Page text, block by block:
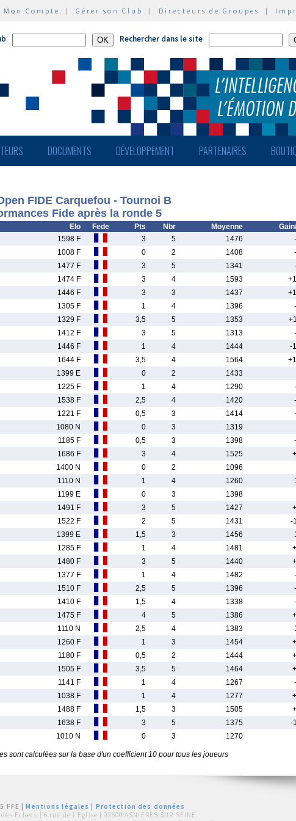
Mon Compte | Gérer son Club | Directeurs de Groupes |
Rechercher dans le site
DOCUMENTS DÉVELOPPEMENT PARTENAIRES
FIDE Carquefou - Tournoi B
Fide après la ronde 5
Elo Fede Pts Nbr Moyenne
1598 F 3 5 1476
1008 F 0 2 1408
1477 F 3 5 1341
1474 F 3 4 1593
1446 F 3 3 1437
1305 F 1 4 1396
1329 F 3,5 5 1353
1412 F 3 5 1313
1446 F 1 4 1444
-
1644 F 3,5 4 1564
1399 E 0 2 1433
1225 F 1 4 1290
1538 F 2,5 4 1420
1221 F 0,5 3 1414
1080 N 0 3 1319
1185 F 0,5 3 1398
1686 F 3 4 1525
1400 N 0 2 1096
1110 N 1 4 1260
1199 E 0 3 1398
1491 F 3 5 1427
1522 F 2 5 1431
-
1399 E 1,5 3 1456
1285 F 1 4 1481
1480 F 3 5 1440
1377 F 1 4 1482
1510 F 2,5 5 1396
1410 F 1,5 4 1338
1475 F 4 5 1386
1110 N 2,5 4 1383
1260 F 1 3 1454
1180 F 0,5 2 1444
1505 F 3,5 5 1464
1141 F 1 4 1267
1038 F 1 4 1277
1488 F 1,5 3 1505
1638 F 3 5 1375
-
1010 N 0 3 1270
sont calculées sur la base d'un coefficient 10 pour tous les joueurs
FFE |Mentions légales
Protection des données
Echecs | 6 rue de l'Eglise | 92600 ASNIERES SUR SEINE